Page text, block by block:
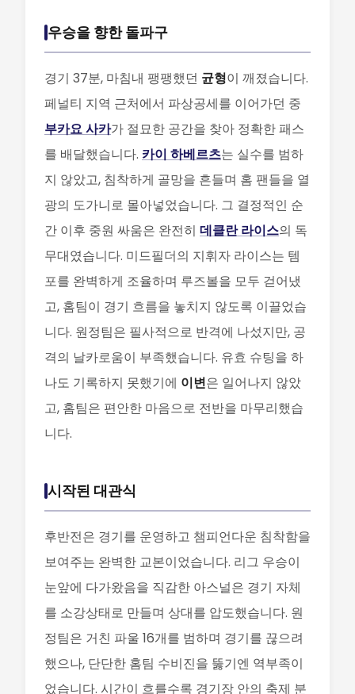
우승을 향한 돌파구
경기 37분, 마침내 팽팽했던 균형이 깨졌습니다.
페널티 지역 근처에서 파상공세를 이어가던 중
부카요 사카가 절묘한 공간을 찾아 정확한 패스
를 배달했습니다. 카이 하베르츠는 실수를 범하
지 않았고, 침착하게 골망을 흔들며 홈 팬들을 열
광의 도가니로 몰아넣었습니다. 그 결정적인 순
간 이후 중원 싸움은 완전히 데클란 라이스의 독
무대였습니다. 미드필더의 지휘자 라이스는 템
포를 완벽하게 조율하며 루즈볼을 모두 걷어냈
고, 홈팀이 경기 흐름을 놓치지 않도록 이끌었습
니다. 원정팀은 필사적으로 반격에 나섰지만, 공
격의 날카로움이 부족했습니다. 유효 슈팅을 하
나도 기록하지 못했기에 이변은 일어나지 않았
고, 홈팀은 편안한 마음으로 전반을 마무리했습
니다.
시작된 대관식
후반전은 경기를 운영하고 챔피언다운 침착함을
보여주는 완벽한 교본이었습니다. 리그 우승이
눈앞에 다가왔음을 직감한 아스널은 경기 자체
를 소강상태로 만들며 상대를 압도했습니다. 원
정팀은 거친 파울 16개를 범하며 경기를 끊으려
했으나, 단단한 홈팀 수비진을 뚫기엔 역부족이
었습니다. 시간이 흐를수록 경기장 안의 축제 분